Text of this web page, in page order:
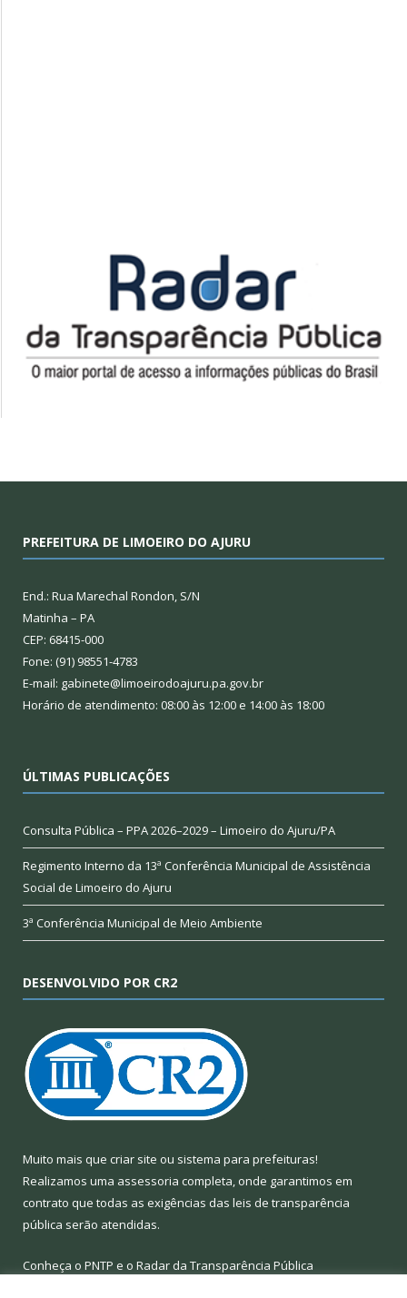
PREFEITURA DE LIMOEIRO DO AJURU
End.: Rua Marechal Rondon, S/N
Matinha – PA
CEP: 68415-000
Fone: (91) 98551-4783
E-mail: gabinete@limoeirodoajuru.pa.gov.br
Horário de atendimento: 08:00 às 12:00 e 14:00 às 18:00
ÚLTIMAS PUBLICAÇÕES
Consulta Pública – PPA 2026–2029 – Limoeiro do Ajuru/PA
Regimento Interno da 13ª Conferência Municipal de Assistência
Social de Limoeiro do Ajuru
3ª Conferência Municipal de Meio Ambiente
DESENVOLVIDO POR CR2
Muito mais que criar site ou sistema para prefeituras!
Realizamos uma assessoria completa, onde garantimos em
contrato que todas as exigências das leis de transparência
pública serão atendidas.
Conheça o PNTP e o Radar da Transparência Pública